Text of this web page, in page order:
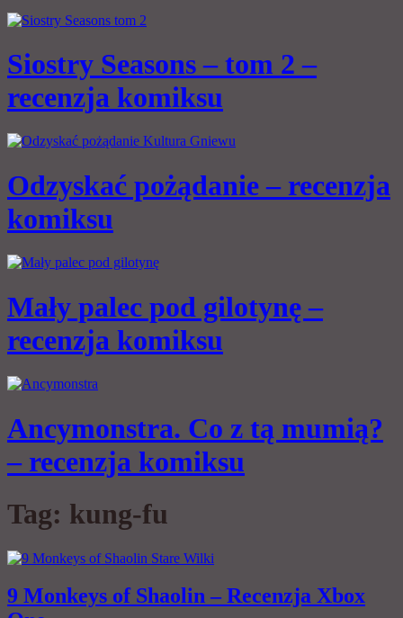
Siostry Seasons – tom 2 –
recenzja komiksu
Odzyskać pożądanie – recenzja
komiksu
Mały palec pod gilotynę –
recenzja komiksu
Ancymonstra. Co z tą mumią?
– recenzja komiksu
Tag: kung-fu
9 Monkeys of Shaolin – Recenzja Xbox